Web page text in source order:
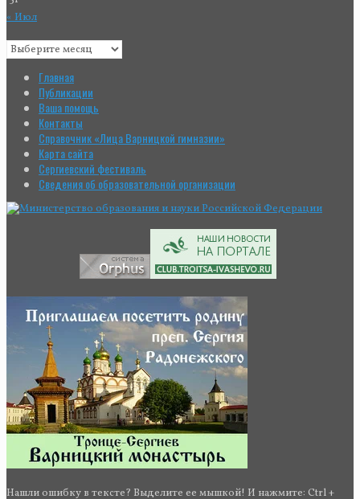
« Июл
Главная
Публикации
Ваша помощь
Контакты
Справочник «Лица Варницкой гимназии»
Карта сайта
Сергиевский фестиваль
Сведения об образовательной организации
Нашли ошибку в тексте? Выделите ее мышкой! И нажмите: Ctrl +